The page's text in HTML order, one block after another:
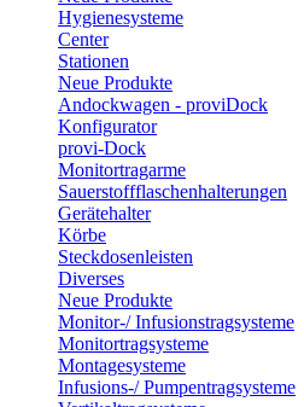
Hygienesysteme
Center
Stationen
Neue Produkte
Andockwagen - proviDock
Konfigurator
provi-Dock
Monitortragarme
Sauerstoffflaschenhalterungen
Gerätehalter
Körbe
Steckdosenleisten
Diverses
Neue Produkte
Monitor-/ Infusionstragsysteme
Monitortragsysteme
Montagesysteme
Infusions-/ Pumpentragsysteme